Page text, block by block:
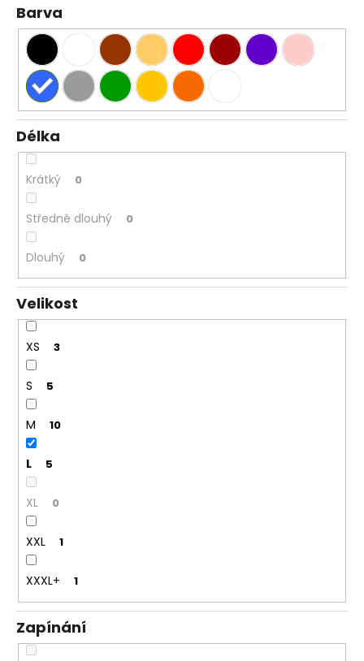
Barva
Délka
Krátký 0
Středně dlouhý 0
Dlouhý 0
Velikost
XS 3
S 5
M 10
L 5
XL 0
XXL 1
XXXL+ 1
Zapínání